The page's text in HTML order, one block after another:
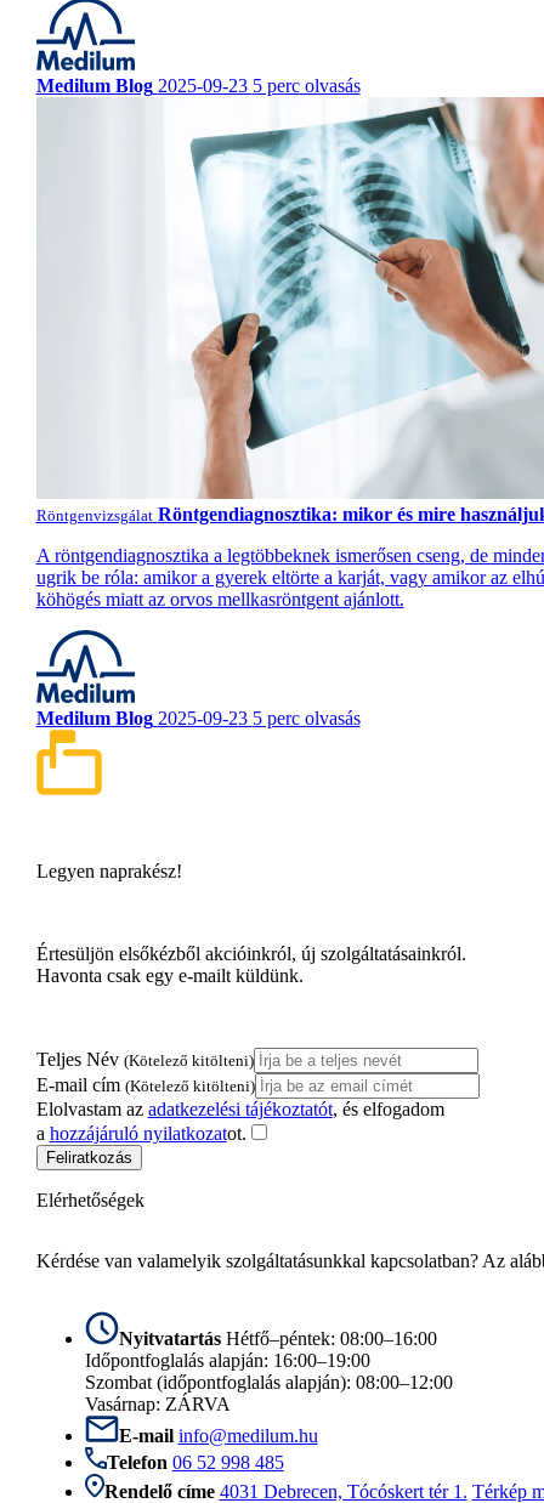
Medilum Blog 2025-09-23 5 perc olvasás
Röntgenvizsgálat Röntgendiagnosztika: mikor és mire
A röntgendiagnosztika a legtöbbeknek ismerősen cseng, de
ugrik be róla: amikor a gyerek eltörte a karját, vagy amikor az
köhögés miatt az orvos mellkasröntgent ajánlott.
Medilum Blog 2025-09-23 5 perc olvasás
Legyen naprakész!
Értesüljön elsőkézből akcióinkról, új szolgáltatásainkról.
Havonta csak egy e-mailt küldünk.
Teljes Név (Kötelező kitölteni)
E-mail cím (Kötelező kitölteni)
Elolvastam az adatkezelési tájékoztatót, és elfogadom
a hozzájáruló nyilatkozatot.
Feliratkozás
Elérhetőségek
Kérdése van valamelyik szolgáltatásunkkal kapcsolatban? Az
NyitvatartásHétfő–péntek: 08:00–16:00
Időpontfoglalás alapján: 16:00–19:00
Szombat (időpontfoglalás alapján): 08:00–12:00
Vasárnap: ZÁRVA
E-mail info@medilum.hu
Telefon 06 52 998 485
Rendelő címe 4031 Debrecen, Tócóskert tér 1. Térkép